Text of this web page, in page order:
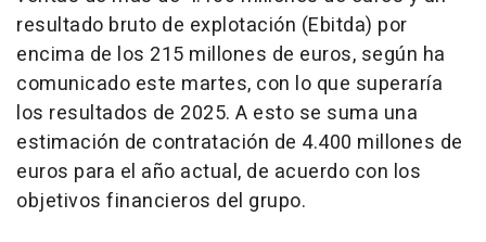
resultado bruto de explotación (Ebitda) por
encima de los 215 millones de euros, según ha
comunicado este martes, con lo que superaría
los resultados de 2025. A esto se suma una
estimación de contratación de 4.400 millones de
euros para el año actual, de acuerdo con los
objetivos financieros del grupo.